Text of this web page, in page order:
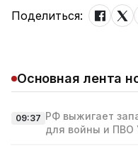
Поделиться:
Основная лента
09:37 РФ выжигает
для войны и ПВО